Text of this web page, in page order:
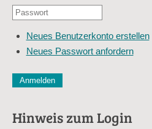
E-
Adresse
Passwort
Neues Benutzerkonto erstellen
Neues Passwort anfordern
Diese Sicherheitsfrage
Sag mir nicht, wie viele
Hinweis zum Login